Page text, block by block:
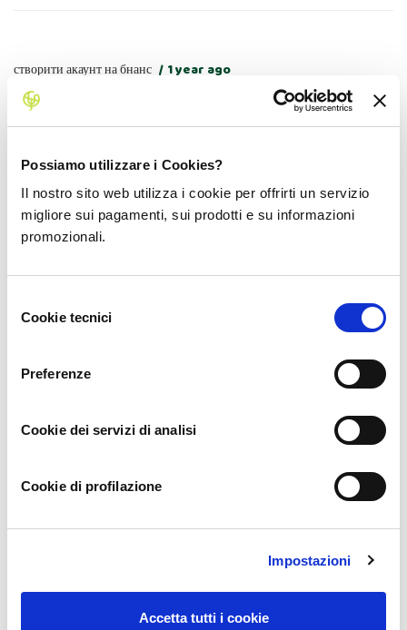
Possiamo utilizzare i Cookies?
Il nostro sito web utilizza i cookie per offrirti un servizio
migliore sui pagamenti, sui prodotti e su informazioni
promozionali.
delCookie tecnici
Preferenze
Cookie dei servizi di analisi
Cookie di profilazione
Impostazioni
Accetta tutti i cookie
створити акаунт на бнанс 1 year ago
Your point of view caught my eye and was very interesting.
Thanks. I have a question for you.
binance registration
blog is very good.
100 USDT 1 year ago
Thanks!